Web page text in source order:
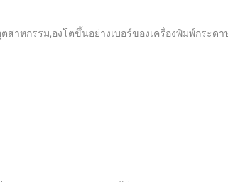
าหกรรม,องโตขึ้นอย่างเบอร์ของเครื่องพิมพ์กระดา